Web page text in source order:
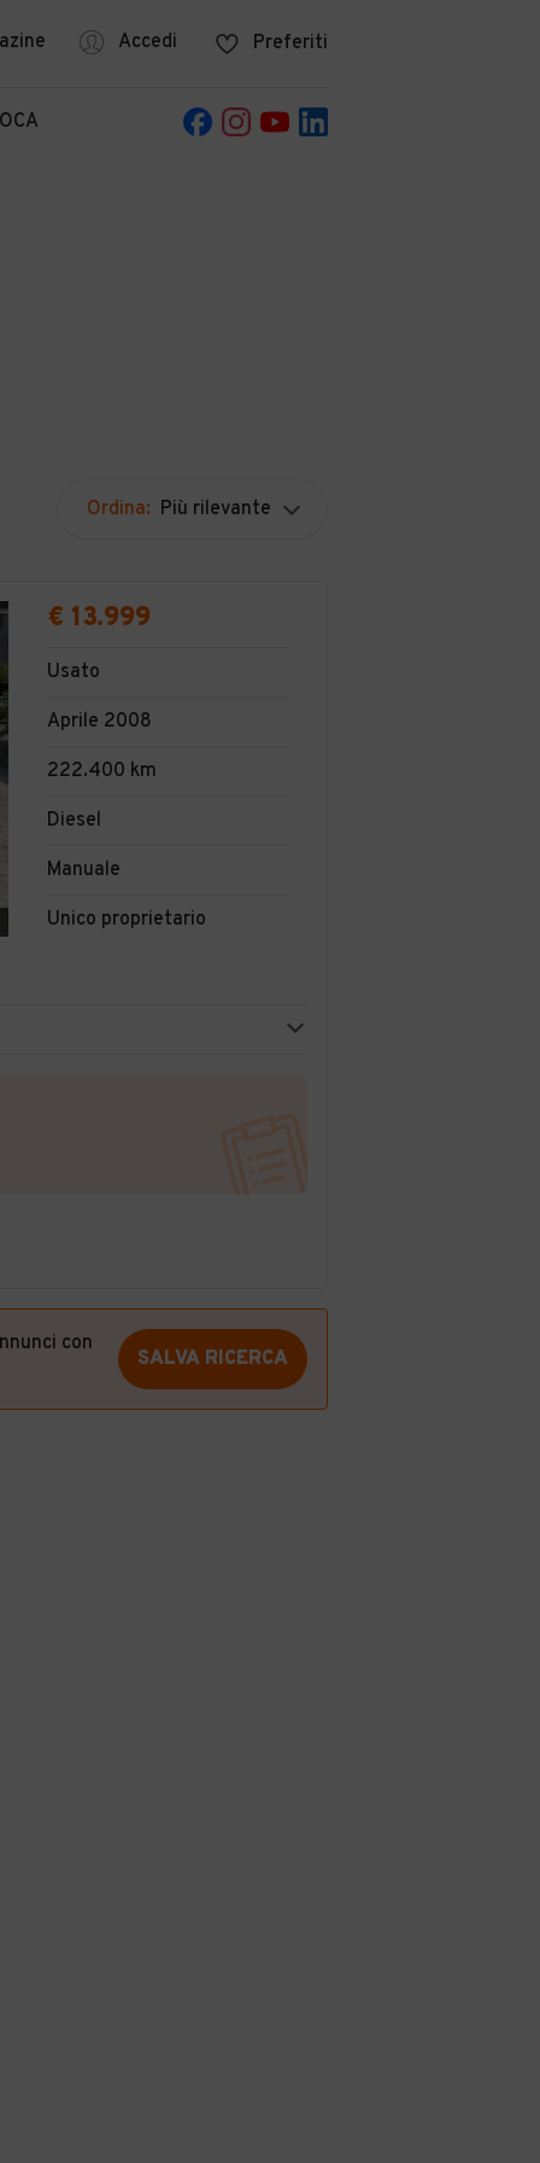
Accedi Preferiti
Ordina: Più rilevante
€ 13.999
Usato
Aprile 2008
222.400 km
Diesel
Manuale
Unico proprietario
con
SALVA RICERCA